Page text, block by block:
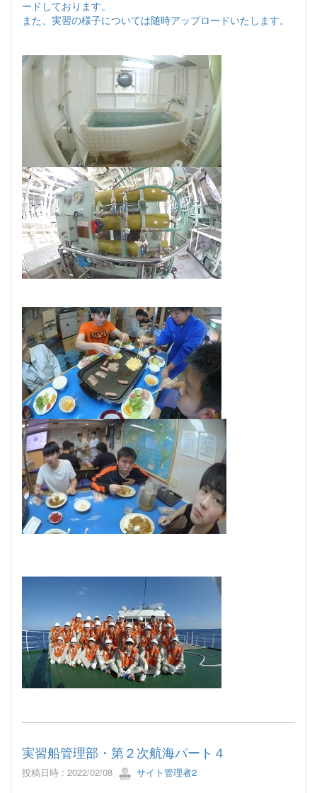
ードしております。
また、実習の様子については随時アップロードいたします。
実習船管理部・第２次航海パート４
投稿日時 : 2022/02/08 サイト管理者2